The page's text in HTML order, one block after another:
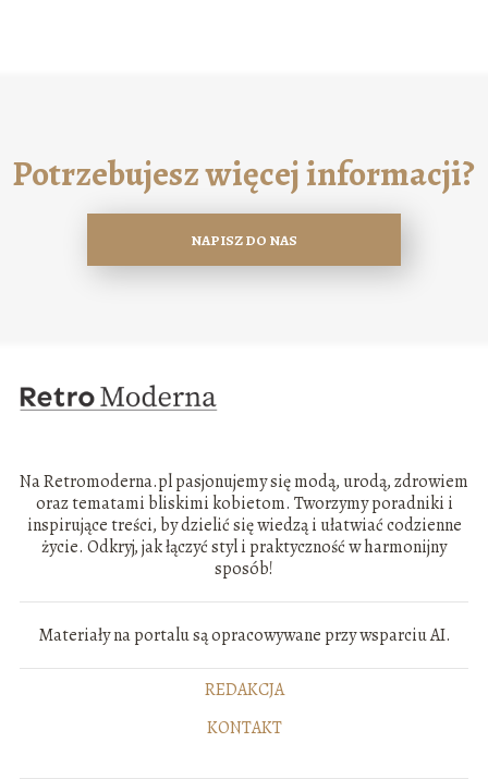
Potrzebujesz więcej informacji?
NAPISZ DO NAS
Na Retromoderna.pl pasjonujemy się modą, urodą, zdrowiem
oraz tematami bliskimi kobietom. Tworzymy poradniki i
inspirujące treści, by dzielić się wiedzą i ułatwiać codzienne
życie. Odkryj, jak łączyć styl i praktyczność w harmonijny
sposób!
Materiały na portalu są opracowywane przy wsparciu AI.
REDAKCJA
KONTAKT